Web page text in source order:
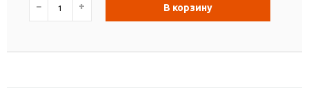
− + В корзину